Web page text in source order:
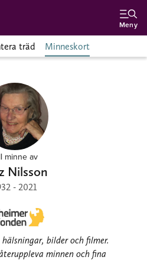
Meny
träd Minneskort
minne av
Nilsson
- 2021
hälsningar, bilder och filmer.
minnen och fina